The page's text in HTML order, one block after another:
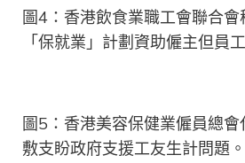
圖4：香港飲食業職工會聯合
「保就業」計劃資助僱主但員
圖5：香港美容保健業僱員總
敷支盼政府支援工友生計問題。